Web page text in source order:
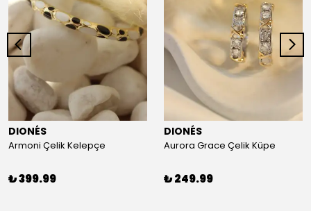
DIONÉS
Armoni Çelik Kelepçe
₺ 399.99
DIONÉS
Aurora Grace Çelik Küpe
₺ 249.99